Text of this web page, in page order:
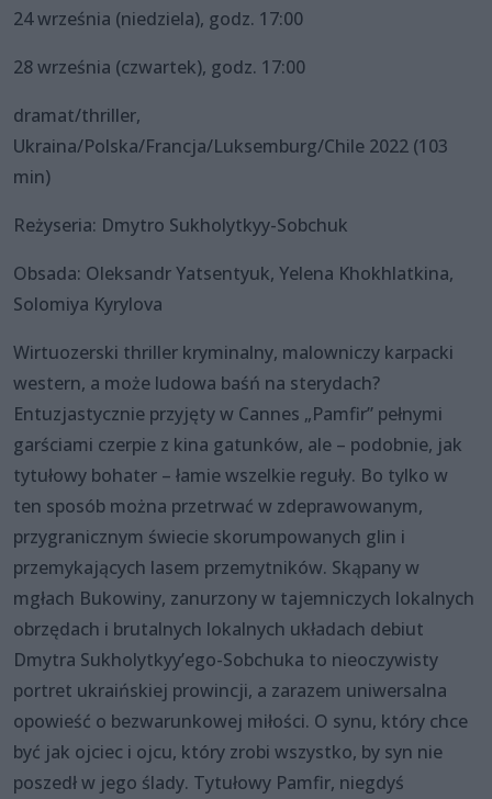
24 września (niedziela), godz. 17:00
28 września (czwartek), godz. 17:00
dramat/thriller,
Ukraina/Polska/Francja/Luksemburg/Chile 2022 (103
min)
Reżyseria: Dmytro Sukholytkyy-Sobchuk
Obsada: Oleksandr Yatsentyuk, Yelena Khokhlatkina,
Solomiya Kyrylova
Wirtuozerski thriller kryminalny, malowniczy karpacki
western, a może ludowa baśń na sterydach?
Entuzjastycznie przyjęty w Cannes „Pamfir” pełnymi
garściami czerpie z kina gatunków, ale – podobnie, jak
tytułowy bohater – łamie wszelkie reguły. Bo tylko w
ten sposób można przetrwać w zdeprawowanym,
przygranicznym świecie skorumpowanych glin i
przemykających lasem przemytników. Skąpany w
mgłach Bukowiny, zanurzony w tajemniczych lokalnych
obrzędach i brutalnych lokalnych układach debiut
Dmytra Sukholytkyy’ego-Sobchuka to nieoczywisty
portret ukraińskiej prowincji, a zarazem uniwersalna
opowieść o bezwarunkowej miłości. O synu, który chce
być jak ojciec i ojcu, który zrobi wszystko, by syn nie
poszedł w jego ślady. Tytułowy Pamfir, niegdyś